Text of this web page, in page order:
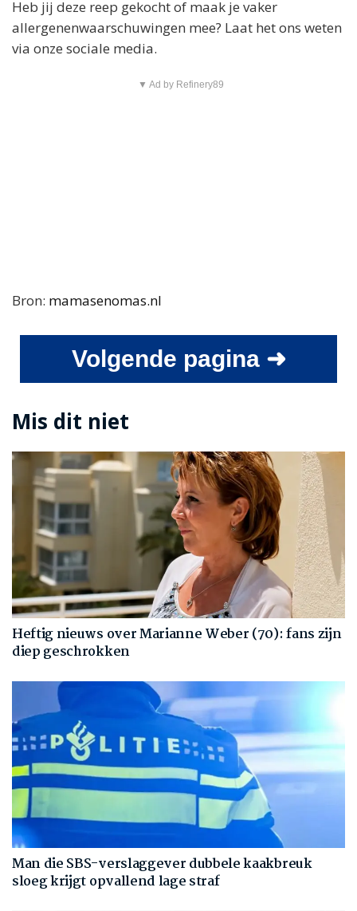
Heb jij deze reep gekocht of maak je vaker
allergenenwaarschuwingen mee? Laat het ons weten
via onze sociale media.
▼ Ad by Refinery89
Bron: mamasenomas.nl
Volgende pagina ➜
Mis dit niet
Heftig nieuws over Marianne Weber (70): fans zijn
diep geschrokken
Man die SBS-verslaggever dubbele kaakbreuk
sloeg krijgt opvallend lage straf